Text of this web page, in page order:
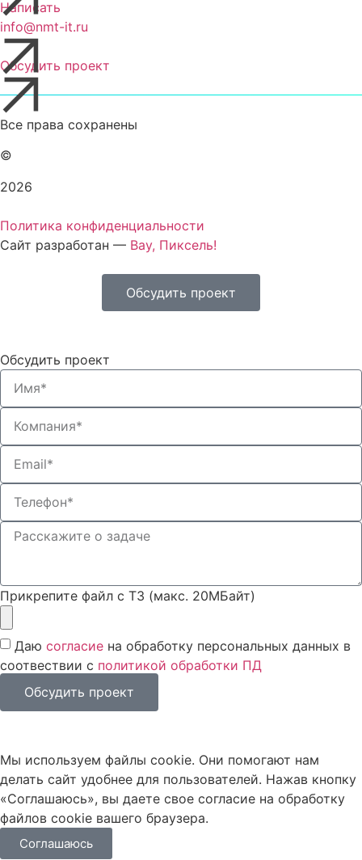
Написать
info@nmt-it.ru
Обсудить проект
Все права сохранены
©
2026
Политика конфиденциальности
Сайт разработан — Вау, Пиксель!
Обсудить проект
Обсудить проект
Прикрепите файл с ТЗ (макс. 20МБайт)
Даю согласие на обработку персональных данных в
соотвествии с политикой обработки ПД
Обсудить проект
Мы используем файлы cookie. Они помогают нам
делать сайт удобнее для пользователей. Нажав кнопку
«Соглашаюсь», вы даете свое согласие на обработку
файлов cookie вашего браузера.
Соглашаюсь